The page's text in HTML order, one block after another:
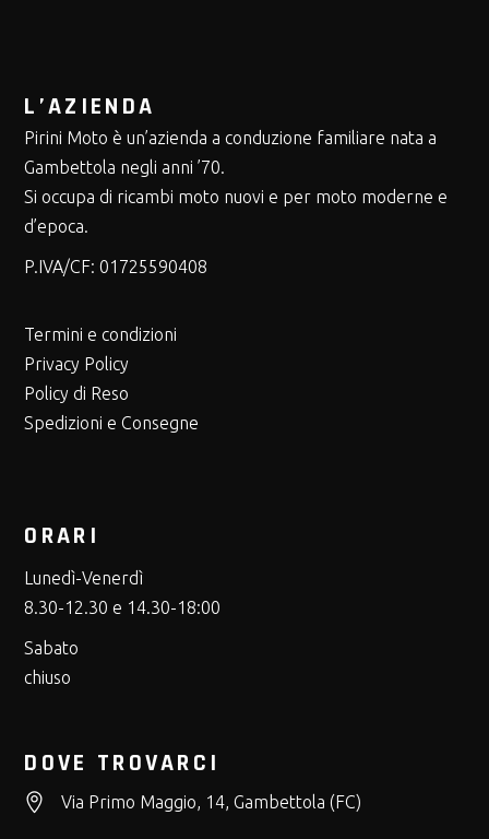
L’AZIENDA
Pirini Moto è un’azienda a conduzione familiare nata a
Gambettola negli anni ’70.
Si occupa di ricambi moto nuovi e per moto moderne e
d’epoca.
P.IVA/CF:01725590408
Termini e condizioni
Privacy Policy
Policy di Reso
Spedizioni e Consegne
ORARI
Lunedì-Venerdì
8.30-12.30 e 14.30-18:00
Sabato
chiuso
DOVE TROVARCI
Via Primo Maggio, 14, Gambettola (FC)